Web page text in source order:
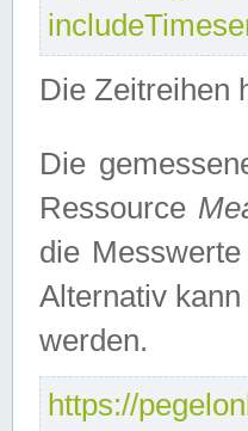
Die Zeitreihen
Die
Ressource
die
Alternativ
werden.
https://